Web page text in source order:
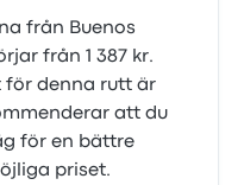
från Buenos
från 1 387 kr.
för denna rutt är
att du
för en bättre
priset.